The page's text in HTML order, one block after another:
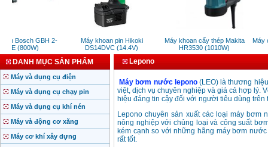
Bosch GBH 2-
(800W)
Máy khoan pin Hikoki
DS14DVC (14.4V)
Máy khoan cấy thép Makita
HR3530 (1010W)
Máy
DANH MỤC SẢN PHẨM
Máy và dụng cụ điện
Máy và dụng cụ chạy pin
Máy và dụng cụ khí nén
Máy và động cơ xăng
Máy cơ khí xây dựng
Lepono
Máy bơm nước lepono(LEO) là thương
việt, dịch vụ chuyên nghiệp và giá cả hợp lý.
hiệu đáng tin cậy đối với người tiêu dùng trên
Lepono chuyên sản xuất các loại máy
nông nghiệp với chủng loại và công suất
kém cạnh so với những hãng máy bơm
rất tốt.